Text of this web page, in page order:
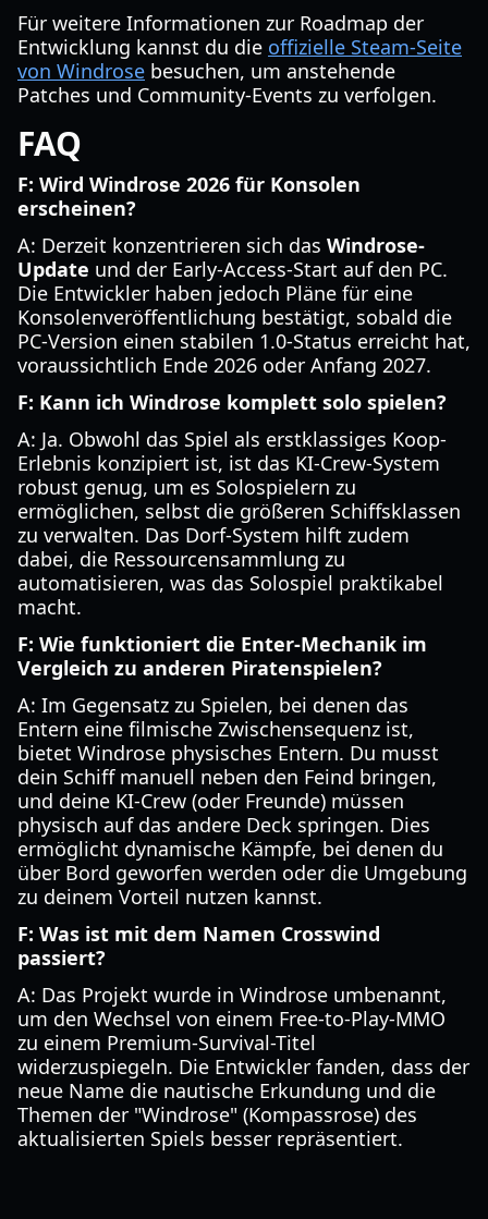
Für weitere Informationen zur Roadmap der
Entwicklung kannst du die offizielle Steam-Seite
von Windrose besuchen, um anstehende
Patches und Community-Events zu verfolgen.
FAQ
F: Wird Windrose 2026 für Konsolen
erscheinen?
A: Derzeit konzentrieren sich das Windrose-
Update und der Early-Access-Start auf den PC.
Die Entwickler haben jedoch Pläne für eine
Konsolenveröffentlichung bestätigt, sobald die
PC-Version einen stabilen 1.0-Status erreicht hat,
voraussichtlich Ende 2026 oder Anfang 2027.
F: Kann ich Windrose komplett solo spielen?
A: Ja. Obwohl das Spiel als erstklassiges Koop-
Erlebnis konzipiert ist, ist das KI-Crew-System
robust genug, um es Solospielern zu
ermöglichen, selbst die größeren Schiffsklassen
zu verwalten. Das Dorf-System hilft zudem
dabei, die Ressourcensammlung zu
automatisieren, was das Solospiel praktikabel
macht.
F: Wie funktioniert die Enter-Mechanik im
Vergleich zu anderen Piratenspielen?
A: Im Gegensatz zu Spielen, bei denen das
Entern eine filmische Zwischensequenz ist,
bietet Windrose physisches Entern. Du musst
dein Schiff manuell neben den Feind bringen,
und deine KI-Crew (oder Freunde) müssen
physisch auf das andere Deck springen. Dies
ermöglicht dynamische Kämpfe, bei denen du
über Bord geworfen werden oder die Umgebung
zu deinem Vorteil nutzen kannst.
F: Was ist mit dem Namen Crosswind
passiert?
A: Das Projekt wurde in Windrose umbenannt,
um den Wechsel von einem Free-to-Play-MMO
zu einem Premium-Survival-Titel
widerzuspiegeln. Die Entwickler fanden, dass der
neue Name die nautische Erkundung und die
Themen der "Windrose" (Kompassrose) des
aktualisierten Spiels besser repräsentiert.